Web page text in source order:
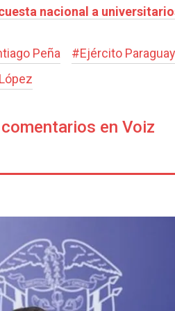
nacional a
Peña #Ejército
en Voiz